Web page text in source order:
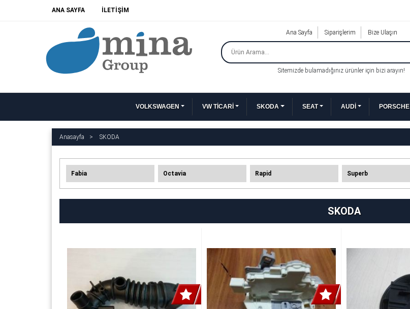
ANA SAYFA İLETİŞİM
Ana Sayfa Siparişlerim Bize Ulaşın
Sitemizde bulamadığınız ürünler için bizi arayın!
VOLKSWAGEN VW TİCARİ SKODA SEAT AUDİ PORSCHE
Anasayfa SKODA
Fabia Octavia Rapid Superb
SKODA